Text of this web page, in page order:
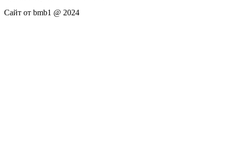
Сайт от bmb1 @ 2024